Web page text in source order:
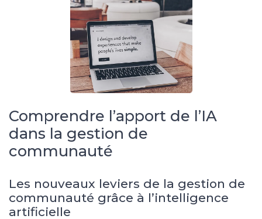
Comprendre l’apport de l’IA
dans la gestion de
communauté
Les nouveaux leviers de la gestion de
communauté grâce à l’intelligence
artificielle